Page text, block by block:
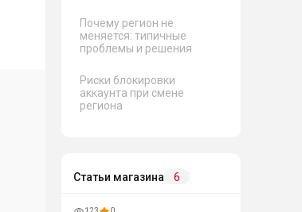
Почему регион не
меняется: типичные
проблемы и решения
Риски блокировки
аккаунта при смене
региона
Статьи магазина 6